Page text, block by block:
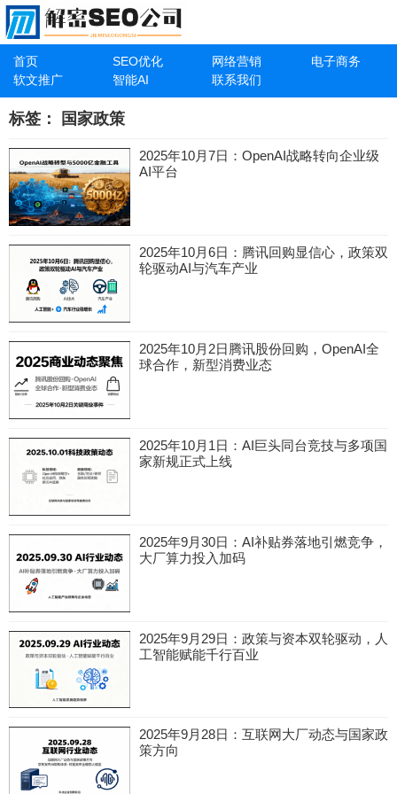
首页 SEO优化 网络营销
电子商务
软文推广
智能AI 联系我们
标签： 国家政策
2025年10月7日：OpenAI战略转向企业级
AI平台
2025年10月6日：腾讯回购显信心，政策双
轮驱动AI与汽车产业
2025年10月2日腾讯股份回购，OpenAI全
球合作，新型消费业态
2025年10月1日：AI巨头同台竞技与多项国
家新规正式上线
2025年9月30日：AI补贴券落地引燃竞争，
大厂算力投入加码
2025年9月29日：政策与资本双轮驱动，人
工智能赋能千行百业
2025年9月28日：互联网大厂动态与国家政
策方向